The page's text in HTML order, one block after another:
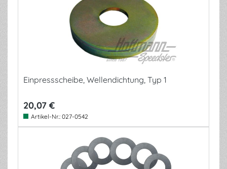
Einpressscheibe, Wellendichtung, Typ 1
20,07 €
Artikel-Nr.: 027-0542